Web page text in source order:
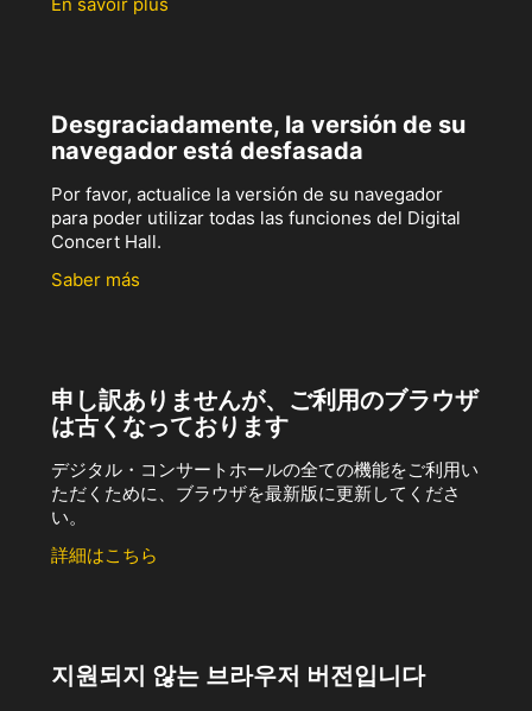
Desgraciadamente, la versión de su
navegador está desfasada
Por favor, actualice la versión de su navegador
para poder utilizar todas las funciones del Digital
Concert Hall.
Saber más
申し訳ありませんが、ご利用のブラウザ
は古くなっております
デジタル・コンサートホールの全ての機能をご利用い
ただくために、ブラウザを最新版に更新してくださ
い。
詳細はこちら
지원되지 않는 브라우저 버전입니다